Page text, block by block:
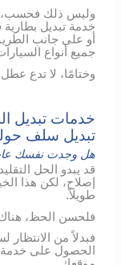
وليس ذلك فحسب،
خدمة تبديل
أو على جانب
جميع أنواع
وختامًا، لا تدع
خدمات تبديل
تبديل سلف
هل وجدت نفسك
قد يبدو الحل
إصلاح، لكن هذا
طويلاً.
فلحسن الحظ، هناك
فبدلاً من الانتظار
الحصول على خدمة